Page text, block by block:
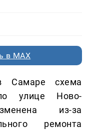
в MAX
Самаре схема
улице Ново-
из-за
ремонта